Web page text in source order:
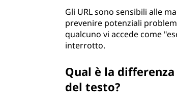
Gli URL sono sensibili alle
prevenire potenziali
qualcuno vi accede come
interrotto.
Qual è la
del testo?